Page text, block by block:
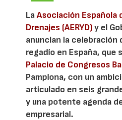
LaAsociación Española
Drenajes (AERYD)y el
anuncian la celebración
regadío en España, que
Palacio de Congresos
Pamplona, con un
articulado en seis
y una potente agenda
empresarial.